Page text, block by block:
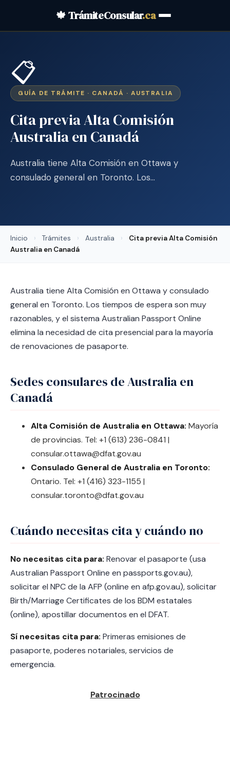
🍁 TrámiteConsular.ca
📋
GUÍA DE TRÁMITE · CANADÁ · AUSTRALIA
Cita previa Alta Comisión
Australia en Canadá
Australia tiene Alta Comisión en Ottawa y
consulado general en Toronto. Los…
Inicio › Trámites › Australia ›
Cita previa Alta Comisión
Australia en Canadá
Australia tiene Alta Comisión en Ottawa y consulado
general en Toronto. Los tiempos de espera son muy
razonables, y el sistema Australian Passport Online
elimina la necesidad de cita presencial para la mayoría
de renovaciones de pasaporte.
Sedes consulares de Australia en
Canadá
Alta Comisión de Australia en Ottawa: Mayoría
de provincias. Tel: +1 (613) 236-0841 |
consular.ottawa@dfat.gov.au
Consulado General de Australia en Toronto:
Ontario. Tel: +1 (416) 323-1155 |
consular.toronto@dfat.gov.au
Cuándo necesitas cita y cuándo no
No necesitas cita para: Renovar el pasaporte (usa
Australian Passport Online en passports.gov.au),
solicitar el NPC de la AFP (online en afp.gov.au), solicitar
Birth/Marriage Certificates de los BDM estatales
(online), apostillar documentos en el DFAT.
Sí necesitas cita para: Primeras emisiones de
pasaporte, poderes notariales, servicios de
emergencia.